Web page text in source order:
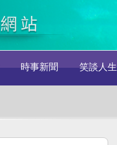
時事新聞 笑談人生